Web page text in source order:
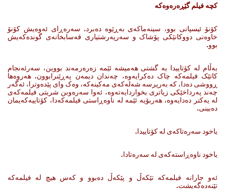
کچە فیلم گێڕەرەوەکە
کۆنۆ ئیسپانی بوو، سینه‌ماکه‌ی به‌ڕێوه‌ ده‌برد. سه‌ره‌ڕای ئه‌وه‌یش کۆنۆ
خاوه‌نی دووکانێکی پۆشاک و سه‌رپه‌رشتیاری قه‌سابخانه‌ی گونده‌که‌یش
بوو.
به‌ڵام له‌ کۆتاییدا به‌ گشتی هه‌میشه‌ ئێمه‌ زه‌ره‌رمه‌ند بووین، سه‌رئه‌نجام
کاتێک فیلمه‌که‌ چاک ده‌کرایه‌وه‌، چه‌ندان دیمه‌ن په‌ڕێنرابوون. هه‌روه‌ها
ڕووشی ده‌دا، که‌ به‌رپرسه‌ شه‌له‌که‌ی مه‌کینه‌که‌، وه‌ک وای پێده‌وترا، ئه‌گه‌ر
چه‌ند په‌رداخێکی زیاتری بخواردایه‌ته‌وه‌، ئه‌وا سه‌ره‌وبن شریتی فیلمه‌که‌ی
له‌ یه‌کتر ده‌دایه‌وه‌، هه‌ربۆیه‌ ئێمه‌ له‌ ناوه‌ڕاستی فیلمه‌که‌دا، کۆتاییه‌که‌یمان
ده‌بینی.
یاخود سه‌ره‌تاکه‌ی له‌ کۆتاییدا.
یاخود ناوه‌ڕاسته‌که‌ی له‌ سه‌ره‌تادا.
ئه‌و جارانه‌ فیلمه‌که‌ تێکه‌ڵ ‌و پێکه‌ڵ ده‌بوو و که‌س هیچ له‌ فیلمه‌که‌
تێنه‌ده‌گه‌یشت.